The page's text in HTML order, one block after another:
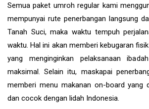
Semua paket umroh regular kami
mempunyai rute penerbangan langsung
Tanah Suci, maka waktu tempuh
waktu. Hal ini akan memberi kebugaran
yang menginginkan pelaksanaan
maksimal. Selain itu, maskapai
memberi menu makanan on-board yang
dan cocok dengan lidah Indonesia.